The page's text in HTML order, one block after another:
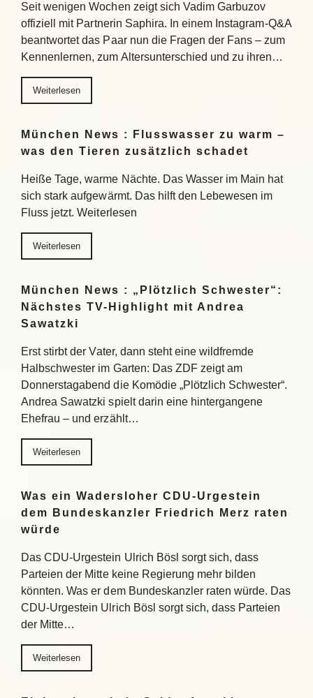
Seit wenigen Wochen zeigt sich Vadim Garbuzov
offiziell mit Partnerin Saphira. In einem Instagram-Q&A
beantwortet das Paar nun die Fragen der Fans – zum
Kennenlernen, zum Altersunterschied und zu ihren…
Weiterlesen
München News : Flusswasser zu warm –
was den Tieren zusätzlich schadet
Heiße Tage, warme Nächte. Das Wasser im Main hat
sich stark aufgewärmt. Das hilft den Lebewesen im
Fluss jetzt. Weiterlesen
Weiterlesen
München News : „Plötzlich Schwester“:
Nächstes TV-Highlight mit Andrea
Sawatzki
Erst stirbt der Vater, dann steht eine wildfremde
Halbschwester im Garten: Das ZDF zeigt am
Donnerstagabend die Komödie „Plötzlich Schwester“.
Andrea Sawatzki spielt darin eine hintergangene
Ehefrau – und erzählt…
Weiterlesen
Was ein Wadersloher CDU-Urgestein
dem Bundeskanzler Friedrich Merz raten
würde
Das CDU-Urgestein Ulrich Bösl sorgt sich, dass
Parteien der Mitte keine Regierung mehr bilden
könnten. Was er dem Bundeskanzler raten würde. Das
CDU-Urgestein Ulrich Bösl sorgt sich, dass Parteien
der Mitte…
Weiterlesen